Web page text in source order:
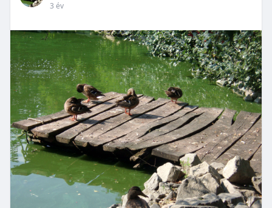
3 év